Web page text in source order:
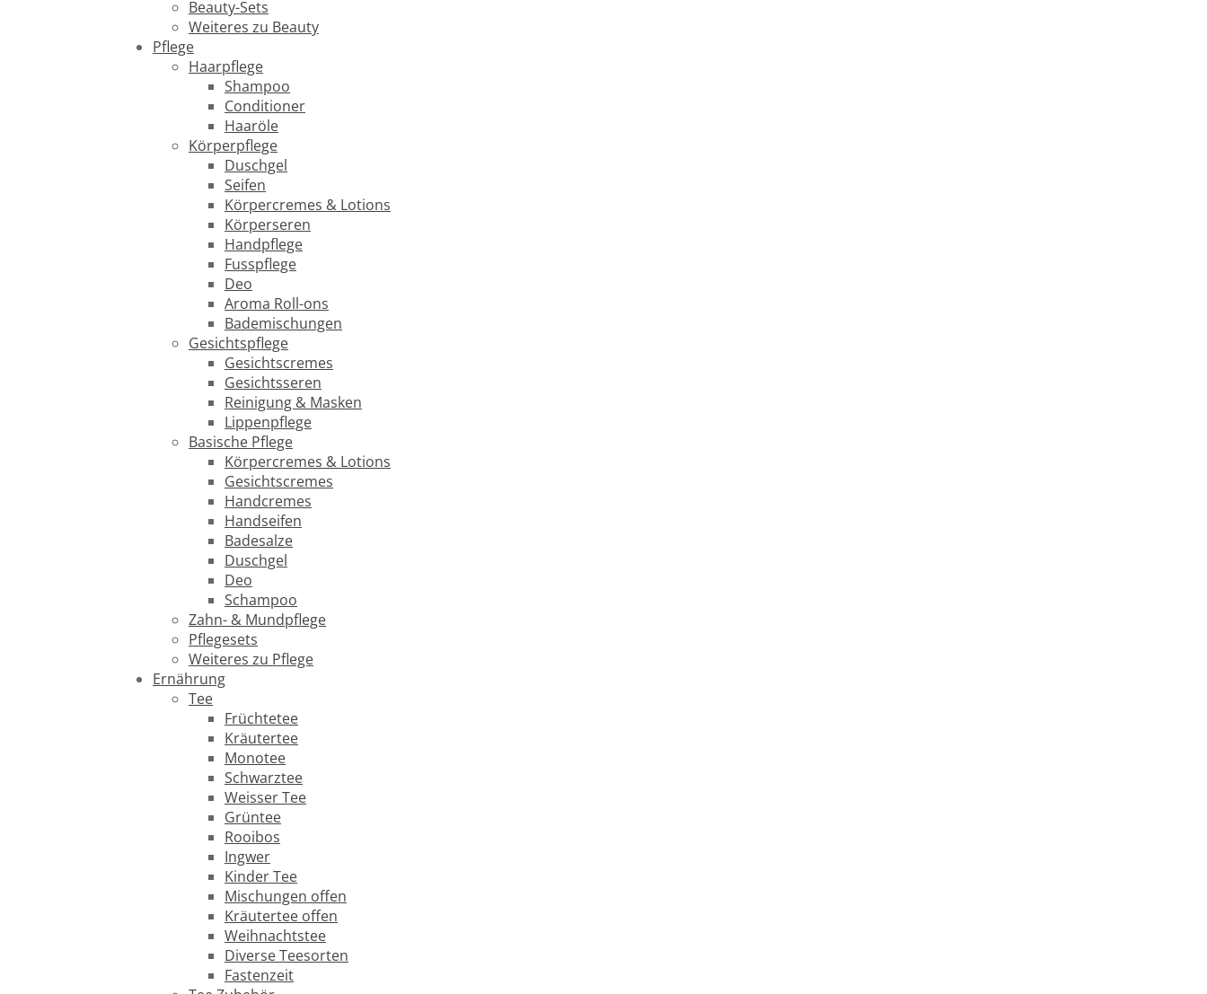
Beauty-Sets
Weiteres zu Beauty
Pflege
Haarpflege
Shampoo
Conditioner
Haaröle
Körperpflege
Duschgel
Seifen
Körpercremes & Lotions
Körperseren
Handpflege
Fusspflege
Deo
Aroma Roll-ons
Bademischungen
Gesichtspflege
Gesichtscremes
Gesichtsseren
Reinigung & Masken
Lippenpflege
Basische Pflege
Körpercremes & Lotions
Gesichtscremes
Handcremes
Handseifen
Badesalze
Duschgel
Deo
Schampoo
Zahn- & Mundpflege
Pflegesets
Weiteres zu Pflege
Ernährung
Tee
Früchtetee
Kräutertee
Monotee
Schwarztee
Weisser Tee
Grüntee
Rooibos
Ingwer
Kinder Tee
Mischungen offen
Kräutertee offen
Weihnachtstee
Diverse Teesorten
Fastenzeit